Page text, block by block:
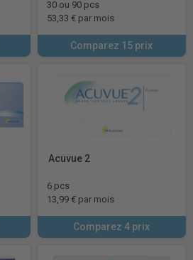
30 ou 90 pcs
53,33 € par mois
Comparez 15 prix
Acuvue 2
6 pcs
13,99 € par mois
Comparez 4 prix